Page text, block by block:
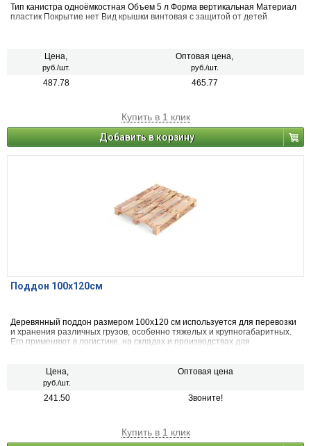
Тип канистра одноёмкостная Объем 5 л Форма вертикальная Материал
пластик Покрытие нет Вид крышки винтовая с защитой от детей
Цена,
руб./шт.
Оптовая цена,
руб./шт.
487.78 465.77
Купить в 1 клик
Добавить в корзину
Поддон 100x120см
Деревянный поддон размером 100x120 см используется для перевозки
и хранения различных грузов, особенно тяжелых и крупногабаритных.
Его применяют в логистике, на складах и производствах для
Цена,
руб./шт.
Оптовая цена
241.50 Звоните!
Купить в 1 клик